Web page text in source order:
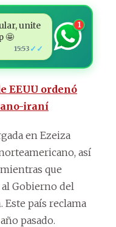
unite
🤩
15:53 ✓✓
1
EEUU ordenó
iraní
en Ezeiza
así
que
Gobierno del
país reclama
pasado.